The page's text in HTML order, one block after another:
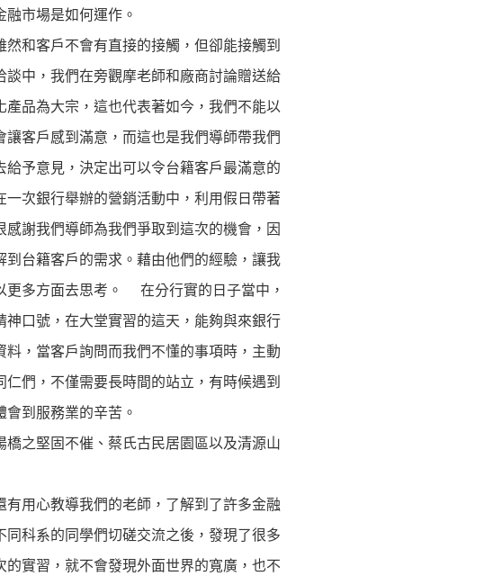
融市場是如何運作。
和客戶不會有直接的接觸，但卻能接觸到
中，我們在旁觀摩老師和廠商討論贈送給
品為大宗，這也代表著如今，我們不能以
客戶感到滿意，而這也是我們導師帶我們
予意見，決定出可以令台籍客戶最滿意的
次銀行舉辦的營銷活動中，利用假日帶著
謝我們導師為我們爭取到這次的機會，因
台籍客戶的需求。藉由他們的經驗，讓我
更多方面去思考。 在分行實的日子當中，
口號，在大堂實習的這天，能夠與來銀行
，當客戶詢問而我們不懂的事項時，主動
們，不僅需要長時間的站立，有時候遇到
會到服務業的辛苦。
之堅固不催、蔡氏古民居園區以及清源山
用心教導我們的老師，了解到了許多金融
科系的同學們切磋交流之後，發現了很多
實習，就不會發現外面世界的寬廣，也不